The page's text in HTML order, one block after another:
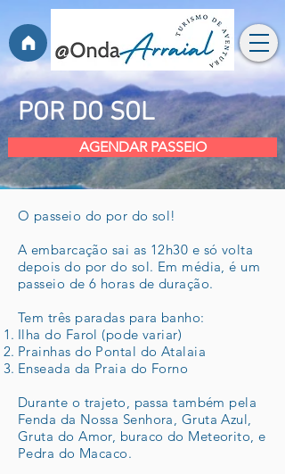
POR DO SOL
AGENDAR PASSEIO
O passeio do por do sol!
A embarcação sai as 12h30 e só volta
depois do por do sol. Em média, é um
passeio de 6 horas de duração.
Tem três paradas para banho:
Ilha do Farol (pode variar)
Prainhas do Pontal do Atalaia
Enseada da Praia do Forno
Durante o trajeto, passa também pela
Fenda da Nossa Senhora, Gruta Azul,
Gruta do Amor, buraco do Meteorito, e
Pedra do Macaco.